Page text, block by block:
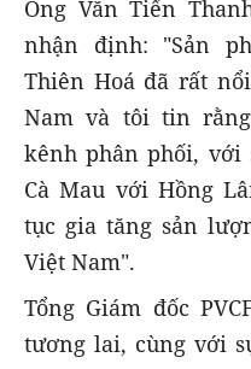
Ông Văn Tiến
nhận định: "Sản
Thiên Hoá đã rất
Nam và tôi tin
kênh phân phối, với
Cà Mau với Hồng
tục gia tăng sản
Việt Nam".
Tổng Giám đốc
tương lai, cùng với